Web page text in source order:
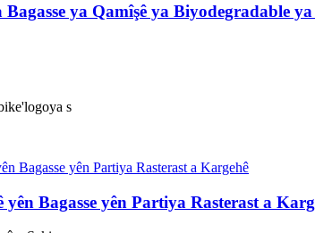
Bagasse ya Qamîşê ya Biyodegradable
'logoya s
yên Bagasse yên Partiya Rasterast a